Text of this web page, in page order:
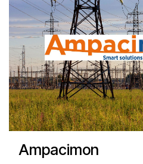
Ampacimon